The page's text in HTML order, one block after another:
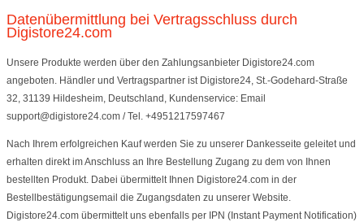
Datenübermittlung bei Vertragsschluss durch
Digistore24.com
Unsere Produkte werden über den Zahlungsanbieter Digistore24.com
angeboten. Händler und Vertragspartner ist Digistore24, St.-Godehard-Straße
32, 31139 Hildesheim, Deutschland, Kundenservice: Email
support@digistore24.com / Tel. +4951217597467
Nach Ihrem erfolgreichen Kauf werden Sie zu unserer Dankesseite geleitet und
erhalten direkt im Anschluss an Ihre Bestellung Zugang zu dem von Ihnen
bestellten Produkt. Dabei übermittelt Ihnen Digistore24.com in der
Bestellbestätigungsemail die Zugangsdaten zu unserer Website.
Digistore24.com übermittelt uns ebenfalls per IPN (Instant Payment Notification)